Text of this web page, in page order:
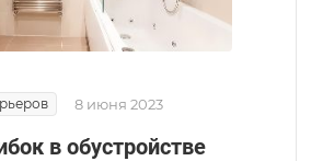
8 июня 2023
в обустройстве